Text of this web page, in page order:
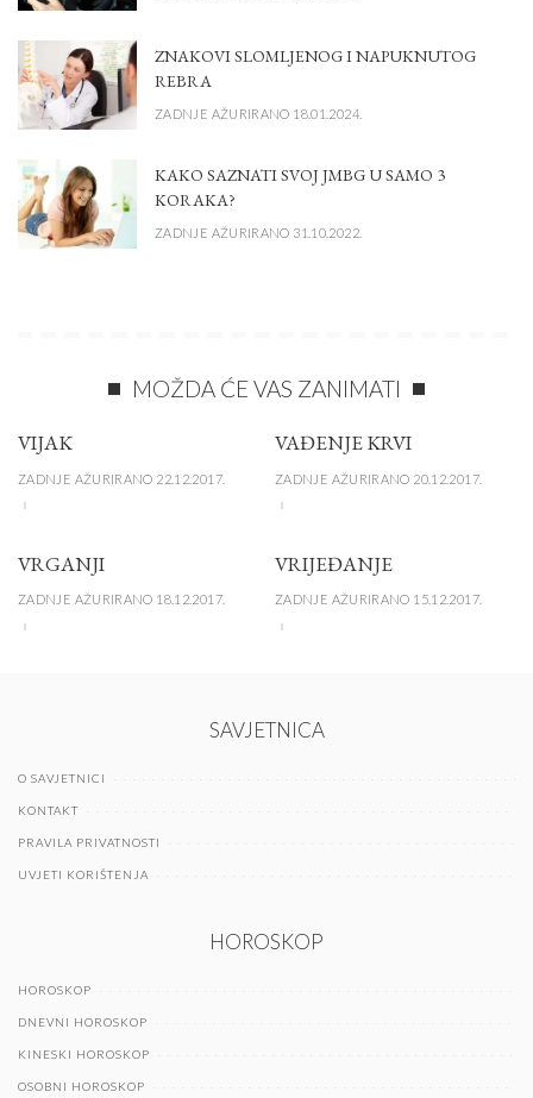
ZNAKOVI SLOMLJENOG I NAPUKNUTOG
REBRA
ZADNJE AŽURIRANO 18.01.2024.
KAKO SAZNATI SVOJ JMBG U SAMO 3
KORAKA?
ZADNJE AŽURIRANO 31.10.2022.
MOŽDA ĆE VAS ZANIMATI
VIJAK
ZADNJE AŽURIRANO 22.12.2017.
VAĐENJE KRVI
ZADNJE AŽURIRANO 20.12.2017.
VRGANJI
ZADNJE AŽURIRANO 18.12.2017.
VRIJEĐANJE
ZADNJE AŽURIRANO 15.12.2017.
SAVJETNICA
O SAVJETNICI
KONTAKT
PRAVILA PRIVATNOSTI
UVJETI KORIŠTENJA
HOROSKOP
HOROSKOP
DNEVNI HOROSKOP
KINESKI HOROSKOP
OSOBNI HOROSKOP